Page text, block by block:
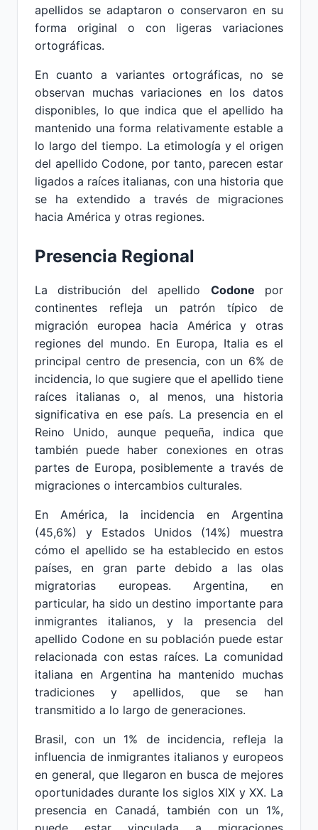
apellidos se adaptaron o conservaron en su
forma original o con ligeras variaciones
ortográficas.
En cuanto a variantes ortográficas, no se
observan muchas variaciones en los datos
disponibles, lo que indica que el apellido ha
mantenido una forma relativamente estable a
lo largo del tiempo. La etimología y el origen
del apellido Codone, por tanto, parecen estar
ligados a raíces italianas, con una historia que
se ha extendido a través de migraciones
hacia América y otras regiones.
Presencia Regional
La distribución del apellido Codone por
continentes refleja un patrón típico de
migración europea hacia América y otras
regiones del mundo. En Europa, Italia es el
principal centro de presencia, con un 6% de
incidencia, lo que sugiere que el apellido tiene
raíces italianas o, al menos, una historia
significativa en ese país. La presencia en el
Reino Unido, aunque pequeña, indica que
también puede haber conexiones en otras
partes de Europa, posiblemente a través de
migraciones o intercambios culturales.
En América, la incidencia en Argentina
(45,6%) y Estados Unidos (14%) muestra
cómo el apellido se ha establecido en estos
países, en gran parte debido a las olas
migratorias europeas. Argentina, en
particular, ha sido un destino importante para
inmigrantes italianos, y la presencia del
apellido Codone en su población puede estar
relacionada con estas raíces. La comunidad
italiana en Argentina ha mantenido muchas
tradiciones y apellidos, que se han
transmitido a lo largo de generaciones.
Brasil, con un 1% de incidencia, refleja la
influencia de inmigrantes italianos y europeos
en general, que llegaron en busca de mejores
oportunidades durante los siglos XIX y XX. La
presencia en Canadá, también con un 1%,